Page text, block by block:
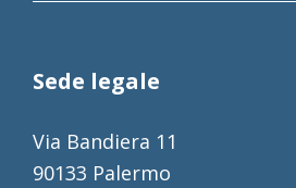
Sede legale
Via Bandiera 11
90133 Palermo